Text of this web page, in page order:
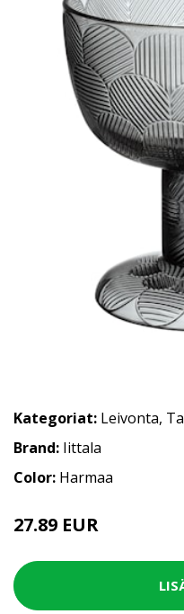
Kategoriat: Leivonta,
Brand: Iittala
Color: Harmaa
27.89 EUR